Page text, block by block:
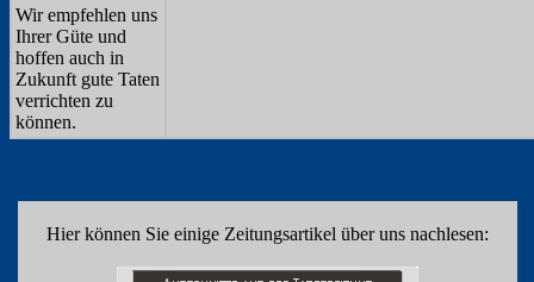
Wir empfehlen uns
Ihrer Güte und
hoffen auch in
Zukunft gute Taten
verrichten zu
können.
Hier können Sie einige Zeitungsartikel über uns nachlesen: